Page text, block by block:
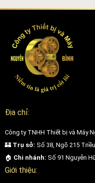
Địa chỉ:
Công ty TNHH Thiết bị và Máy
🏰 Trụ sở: Số 38, Ngõ 215
🏠 Chi nhánh: Số 91 Nguyễn
Giới thiệu: